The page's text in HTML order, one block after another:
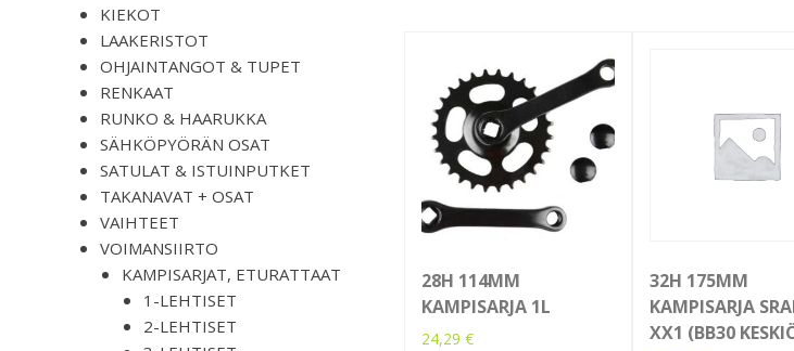
KIEKOT
LAAKERISTOT
OHJAINTANGOT & TUPET
RENKAAT
RUNKO & HAARUKKA
SÄHKÖPYÖRÄN OSAT
SATULAT & ISTUINPUTKET
TAKANAVAT + OSAT
VAIHTEET
VOIMANSIIRTO
KAMPISARJAT, ETURATTAAT
1-LEHTISET
2-LEHTISET
28H 114MM
KAMPISARJA 1L
24,29 €
32H 175MM
KAMPISARJA
XX1 (BB30